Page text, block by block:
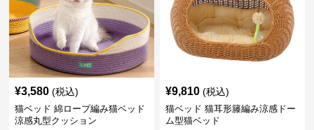
¥3,580 (税込)
猫ベッド 綿ロープ編み猫ベッド
涼感丸型クッション
¥9,810 (税込)
猫ベッド 猫耳形籐編み涼感ドー
ム型猫ベッド